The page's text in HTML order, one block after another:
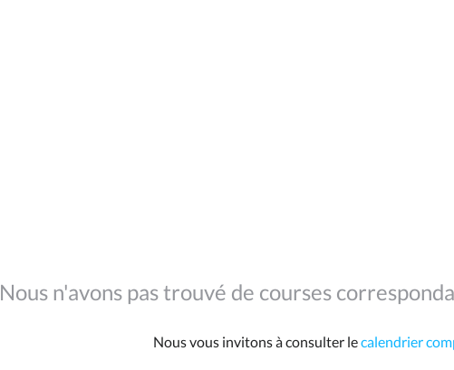
Nous n'avons pas trouvé de courses
Nous vous invitons à consulter lecalendrier